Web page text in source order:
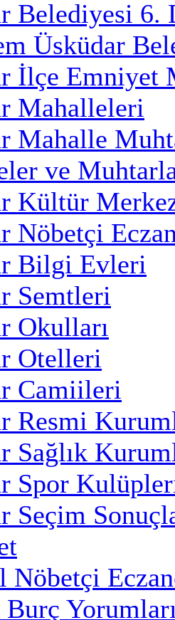
Belediyesi 6.
Üsküdar
İlçe Emniyet
Mahalleleri
Mahalle
ve
Kültür
Nöbetçi
Bilgi Evleri
Semtleri
Okulları
Otelleri
Camiileri
Resmi
Sağlık
Spor
Seçim
Nöbetçi